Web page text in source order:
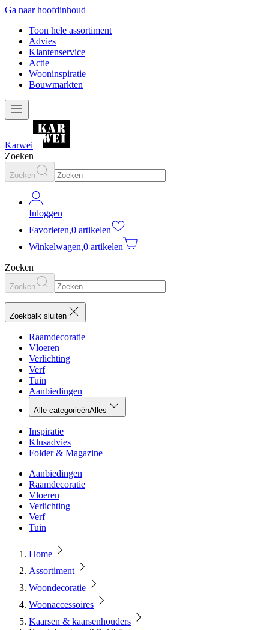
Ga naar hoofdinhoud
Toon hele assortiment
Advies
Klantenservice
Actie
Wooninspiratie
Bouwmarkten
Karwei
Zoeken
Zoeken
Inloggen
Favorieten,0 artikelen
Winkelwagen,0 artikelen
Zoeken
Zoeken
Zoekbalk sluiten
Raamdecoratie
Vloeren
Verlichting
Verf
Tuin
Aanbiedingen
Alle categorieënAlles
Inspiratie
Klusadvies
Folder & Magazine
Aanbiedingen
Raamdecoratie
Vloeren
Verlichting
Verf
Tuin
Home
Assortiment
Woondecoratie
Woonaccessoires
Kaarsen & kaarsenhouders